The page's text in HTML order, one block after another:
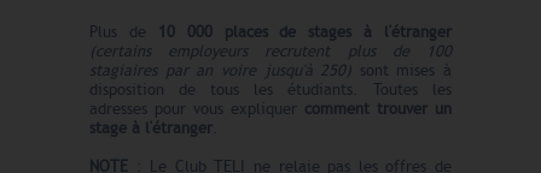
Plus de
10 000 places de stages à l'étranger
(certains employeurs recrutent plus de 100
stagiaires par an voire jusqu'à 250) sont mises à
disposition de tous les étudiants. Toutes les
adresses pour vous expliquer comment trouver un
stage à l'étranger.
NOTE : Le Club TELI ne relaie pas les offres de